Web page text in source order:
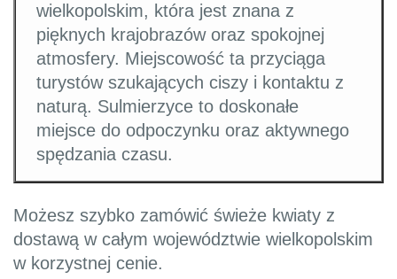
wielkopolskim, która jest znana z
pięknych krajobrazów oraz spokojnej
atmosfery. Miejscowość ta przyciąga
turystów szukających ciszy i kontaktu z
naturą. Sulmierzyce to doskonałe
miejsce do odpoczynku oraz aktywnego
spędzania czasu.
Możesz szybko zamówić świeże kwiaty z
dostawą w całym województwie wielkopolskim
w korzystnej cenie.